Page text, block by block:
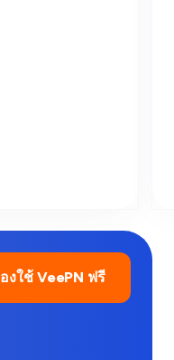
งใช้ VeePN ฟรี